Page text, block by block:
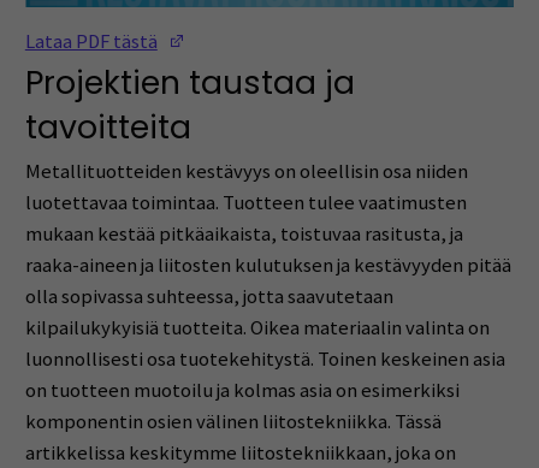
Lataa PDF tästä
Projektien taustaa ja
tavoitteita
Metallituotteiden kestävyys on oleellisin osa niiden
luotettavaa toimintaa. Tuotteen tulee vaatimusten
mukaan kestää pitkäaikaista, toistuvaa rasitusta, ja
raaka-aineen ja liitosten kulutuksen ja kestävyyden pitää
olla sopivassa suhteessa, jotta saavutetaan
kilpailukykyisiä tuotteita. Oikea materiaalin valinta on
luonnollisesti osa tuotekehitystä. Toinen keskeinen asia
on tuotteen muotoilu ja kolmas asia on esimerkiksi
komponentin osien välinen liitostekniikka. Tässä
artikkelissa keskitymme liitostekniikkaan, joka on